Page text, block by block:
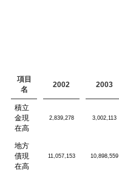
項目
名
2002 2003
積立
金現
在高
2,839,278 3,002,113
地方
債現
在高
11,057,153 10,898,559